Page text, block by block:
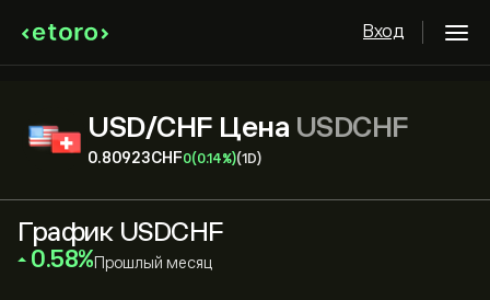
Вход
USD/CHF Цена USDCHF
0.80923‎CHF‎0(0.14%)(1D)
График USDCHF
‎0.58‎ Прошлый месяц